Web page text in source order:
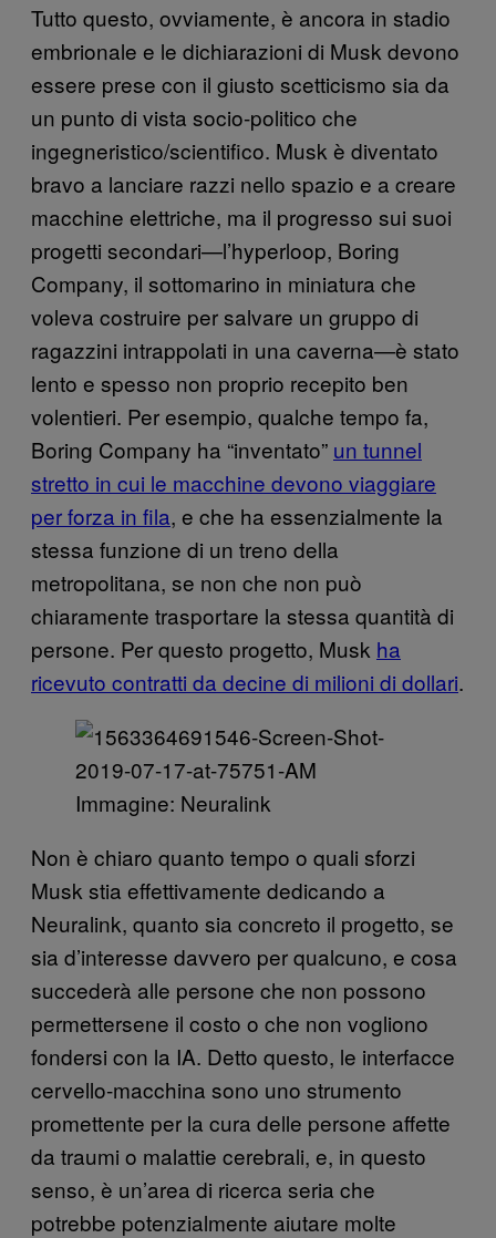
Tutto questo, ovviamente, è ancora in stadio
embrionale e le dichiarazioni di Musk devono
essere prese con il giusto scetticismo sia da
un punto di vista socio-politico che
ingegneristico/scientifico. Musk è diventato
bravo a lanciare razzi nello spazio e a creare
macchine elettriche, ma il progresso sui suoi
progetti secondari—l’hyperloop, Boring
Company, il sottomarino in miniatura che
voleva costruire per salvare un gruppo di
ragazzini intrappolati in una caverna—è stato
lento e spesso non proprio recepito ben
volentieri. Per esempio, qualche tempo fa,
Boring Company ha “inventato” un tunnel
stretto in cui le macchine devono viaggiare
per forza in fila, e che ha essenzialmente la
stessa funzione di un treno della
metropolitana, se non che non può
chiaramente trasportare la stessa quantità di
persone. Per questo progetto, Musk ha
ricevuto contratti da decine di milioni di dollari.
Immagine: Neuralink
Non è chiaro quanto tempo o quali sforzi
Musk stia effettivamente dedicando a
Neuralink, quanto sia concreto il progetto, se
sia d’interesse davvero per qualcuno, e cosa
succederà alle persone che non possono
permettersene il costo o che non vogliono
fondersi con la IA. Detto questo, le interfacce
cervello-macchina sono uno strumento
promettente per la cura delle persone affette
da traumi o malattie cerebrali, e, in questo
senso, è un’area di ricerca seria che
potrebbe potenzialmente aiutare molte